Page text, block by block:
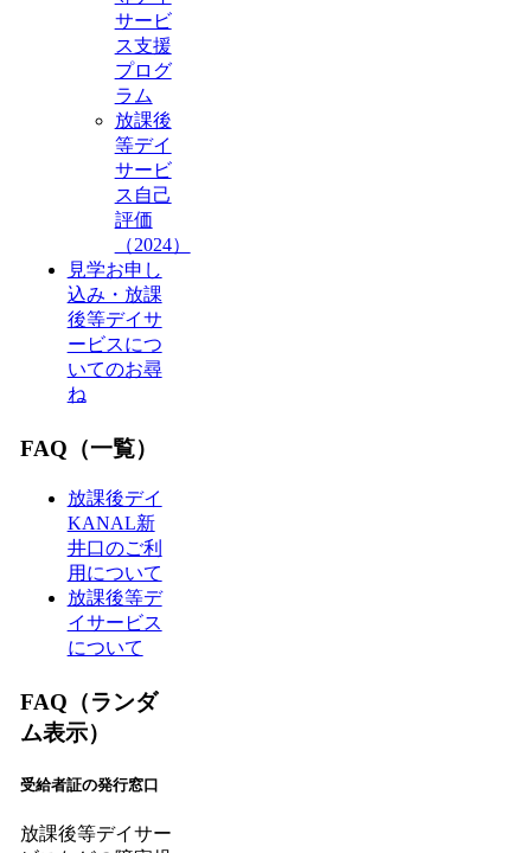
サービ
ス支援
プログ
ラム
放課後
等デイ
サービ
ス自己
評価
（2024）
見学お申し
込み・放課
後等デイサ
ービスにつ
いてのお尋
ね
FAQ（一覧）
放課後デイ
KANAL新
井口のご利
用について
放課後等デ
イサービス
について
FAQ（ランダ
ム表示）
受給者証の発行窓口
放課後等デイサー